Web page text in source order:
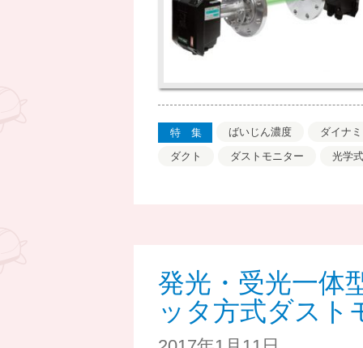
特集 ばいじん濃度
ダイナ
ダクト
ダストモニター 光学式
発光・受光一
ッタ方式ダスト